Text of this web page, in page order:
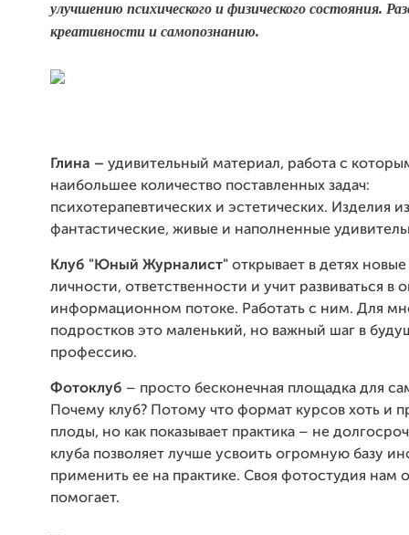
улучшению психического и физического состояния.
креативности и самопознанию.
Глина – удивительный материал, работа с
наибольшее количество поставленных задач:
психотерапевтических и эстетических. Изделия
фантастические, живые и наполненные
Клуб "Юный Журналист" открывает в детях
личности, ответственности и учит развиваться в
информационном потоке. Работать с ним. Для
подростков это маленький, но важный шаг в
профессию.
Фотоклуб – просто бесконечная площадка для
Почему клуб? Потому что формат курсов хоть и
плоды, но как показывает практика – не
клуба позволяет лучше усвоить огромную базу
применить ее на практике. Своя фотостудия нам
помогает.